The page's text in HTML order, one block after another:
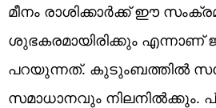
മീനം രാശിക്കാർക്ക് ഈ
ശുഭകരമായിരിക്കും എന്നാണ്
പറയുന്നത്. കുടുംബത്തിൽ
സമാധാനവും നിലനിൽക്കും.